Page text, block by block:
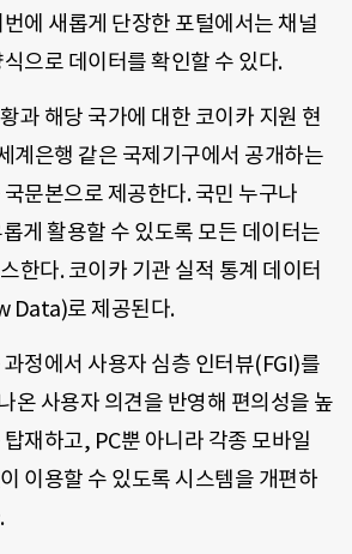
에 새롭게 단장한 포털에서는 채널
으로 데이터를 확인할 수 있다.
과 해당 국가에 대한 코이카 지원 현
계은행 같은 국제기구에서 공개하는
문본으로 제공한다. 국민 누구나
게 활용할 수 있도록 모든 데이터는
한다. 코이카 기관 실적 통계 데이터
Data)로 제공된다.
정에서 사용자 심층 인터뷰(FGI)를
온 사용자 의견을 반영해 편의성을 높
재하고, PC뿐 아니라 각종 모바일
이용할 수 있도록 시스템을 개편하